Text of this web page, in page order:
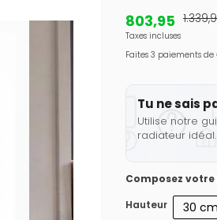
803,95
Taxes incluses
Faites 3 paiements de
Tu ne sais
Utilise notre
radiateur idéal.
Composez
Hauteur
30 cm